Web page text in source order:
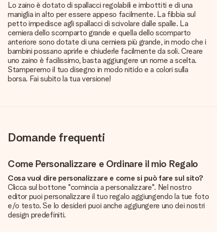
Lo zaino è dotato di spallacci regolabili e imbottiti e di una
maniglia in alto per essere appeso facilmente. La fibbia sul
petto impedisce agli spallacci di scivolare dalle spalle. La
cerniera dello scomparto grande e quella dello scomparto
anteriore sono dotate di una cerniera più grande, in modo che i
bambini possano aprirle e chiuderle facilmente da soli. Creare
uno zaino è facilissimo, basta aggiungere un nome a scelta.
Stamperemo il tuo disegno in modo nitido e a colori sulla
borsa. Fai subito la tua versione!
Domande frequenti
Come Personalizzare e Ordinare il mio Regalo
Cosa vuol dire personalizzare e come si può fare sul sito?
Clicca sul bottone "comincia a personalizzare". Nel nostro
editor puoi personalizzare il tuo regalo aggiungendo la tue foto
e/o testo. Se lo desideri puoi anche aggiungere uno dei nostri
design predefiniti.